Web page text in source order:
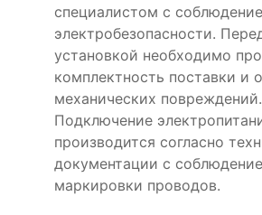
специалистом с
электробезопасности.
установкой необходимо
комплектность поставки и
механических повреждений.
Подключение
производится согласно
документации с
маркировки проводов.